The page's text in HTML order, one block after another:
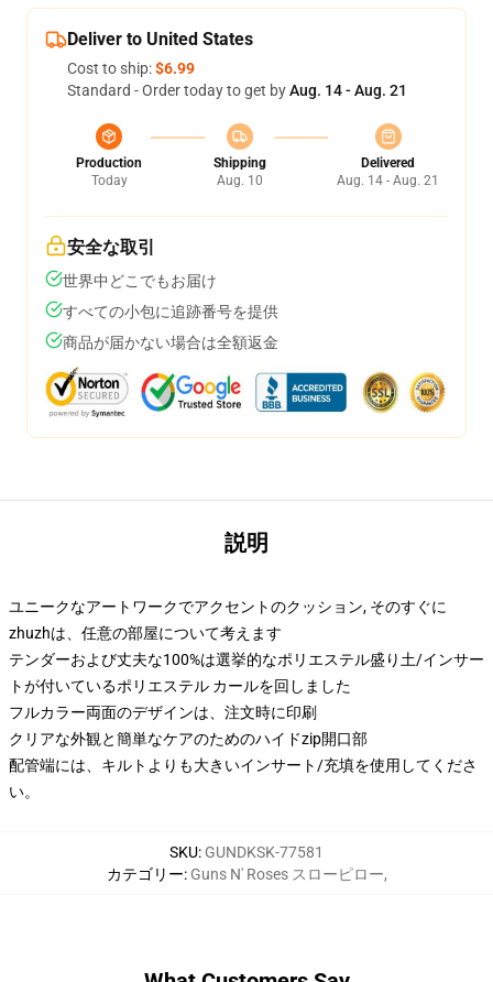
Deliver to United States
Cost to ship:$6.99
Standard - Order today to get byAug. 14 - Aug. 21
Production
Today
Shipping
Aug. 10
Delivered
Aug. 14 - Aug. 21
安全な取引
世界中どこでもお届け
すべての小包に追跡番号を提供
商品が届かない場合は全額返金
説明
ユニークなアートワークでアクセントのクッション, そのすぐに
zhuzhは、任意の部屋について考えます
テンダーおよび丈夫な100%は選挙的なポリエステル盛り土/インサー
トが付いているポリエステル カールを回しました
フルカラー両面のデザインは、注文時に印刷
クリアな外観と簡単なケアのためのハイドzip開口部
配管端には、キルトよりも大きいインサート/充填を使用してくださ
い。
SKU: GUNDKSK-77581
カテゴリー: Guns N' Roses スローピロー,